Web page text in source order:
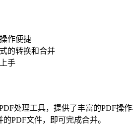
作便捷
的转换和合并
手
处理工具，提供了丰富的PDF操
PDF文件，即可完成合并。